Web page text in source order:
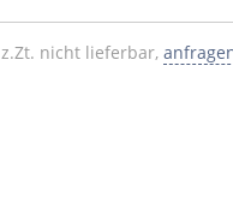
z.Zt. nicht lieferbar,